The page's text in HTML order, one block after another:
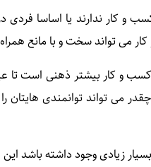
و کار ندارند یا اساسا فردی
می­ تواند سخت و با مانع
کسب و کار بیشتر ذهنی است تا
می ­تواند توانمندی­ هایتان
بسیار زیادی وجود داشته باشد